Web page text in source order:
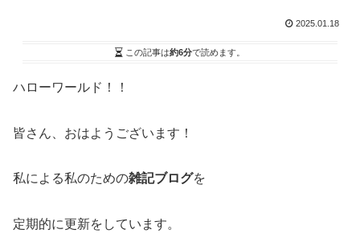
2025.01.18
この記事は約6分で読めます。
ハローワールド！！
皆さん、おはようございます！
私による私のための雑記ブログを
定期的に更新をしています。